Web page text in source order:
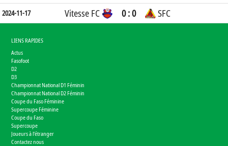
2024-11-17 Vitesse FC 0 : 0 SFC
LIENS RAPIDES
Actus
Fasofoot
D2
D3
Championnat National D1 Féminin
Championnat National D2 Féminin
Coupe du Faso Féminine
Supercoupe Féminine
Coupe du Faso
Supercoupe
Joueurs à l'étranger
Contactez nous